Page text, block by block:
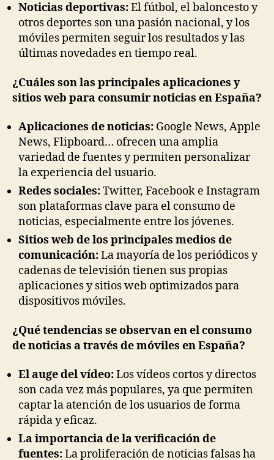
Noticias deportivas:El fútbol, el baloncesto y
otros deportes son una pasión nacional, y los
móviles permiten seguir los resultados y las
últimas novedades en tiempo real.
¿Cuáles son las principales aplicaciones y
sitios web para consumir noticias en España?
Aplicaciones de noticias: Google News, Apple
News, Flipboard… ofrecen una amplia
variedad de fuentes y permiten personalizar
la experiencia del usuario.
Redes sociales:Twitter, Facebook e Instagram
son plataformas clave para el consumo de
noticias, especialmente entre los jóvenes.
Sitios web de los principales medios de
comunicación:La mayoría de los periódicos y
cadenas de televisión tienen sus propias
aplicaciones y sitios web optimizados para
dispositivos móviles.
¿Qué tendencias se observan en el consumo
de noticias a través de móviles en España?
El auge del vídeo:Los vídeos cortos y directos
son cada vez más populares, ya que permiten
captar la atención de los usuarios de forma
rápida y eficaz.
La importancia de la verificación de
fuentes:La proliferación de noticias falsas ha